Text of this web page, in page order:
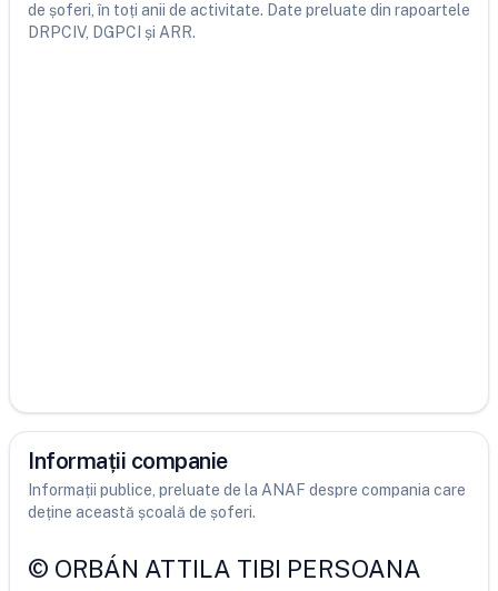
de șoferi, în toți anii de activitate. Date preluate din rapoartele
DRPCIV, DGPCI și ARR.
Informații companie
Informații publice, preluate de la ANAF despre compania care
deține această școală de șoferi.
© ORBÁN ATTILA TIBI PERSOANA